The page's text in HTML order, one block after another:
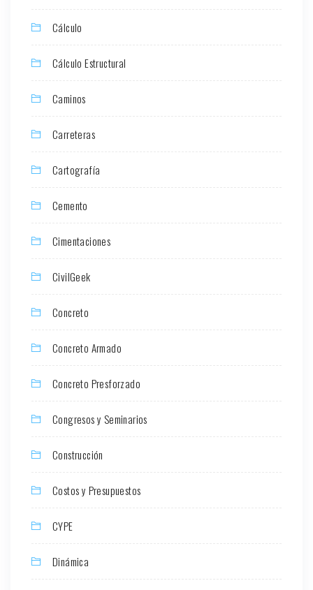
Cálculo
Cálculo Estructural
Caminos
Carreteras
Cartografía
Cemento
Cimentaciones
CivilGeek
Concreto
Concreto Armado
Concreto Presforzado
Congresos y Seminarios
Construcción
Costos y Presupuestos
CYPE
Dinámica